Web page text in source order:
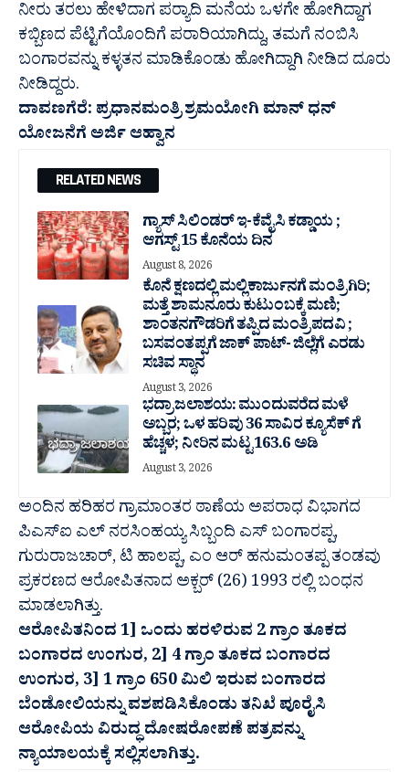
ನೀರು ತರಲು ಹೇಳಿದಾಗ ಪರ‍್ಯಾದಿ ಮನೆಯ ಒಳಗೇ ಹೋಗಿದ್ದಾಗ
ಕಬ್ಬಿಣದ ಪೆಟ್ಟಿಗೆಯೊಂದಿಗೆ ಪರಾರಿಯಾಗಿದ್ದು, ತಮಗೆ ನಂಬಿಸಿ
ಬಂಗಾರವನ್ನು ಕಳ್ಳತನ ಮಾಡಿಕೊಂಡು ಹೋಗಿದ್ದಾಗಿ ನೀಡಿದ ದೂರು
ನೀಡಿದ್ದರು.
ದಾವಣಗೆರೆ: ಪ್ರಧಾನಮಂತ್ರಿ ಶ್ರಮಯೋಗಿ ಮಾನ್ ಧನ್
ಯೋಜನೆಗೆ ಅರ್ಜಿ ಆಹ್ವಾನ
RELATED NEWS
ಗ್ಯಾಸ್ ಸಿಲಿಂಡರ್ ಇ-ಕೆವೈಸಿ ಕಡ್ಡಾಯ ;
ಆಗಸ್ಟ್ 15 ಕೊನೆಯ ದಿನ
August 8, 2026
ಕೊನೆ ಕ್ಷಣದಲ್ಲಿ ಮಲ್ಲಿಕಾರ್ಜುನಗೆ ಮಂತ್ರಿಗಿರಿ;
ಮತ್ತೆ ಶಾಮನೂರು ಕುಟುಂಬಕ್ಕೆ ಮಣಿ;
ಶಾಂತನಗೌಡರಿಗೆ ತಪ್ಪಿದ ಮಂತ್ರಿ ಪದವಿ ;
ಬಸವಂತಪ್ಪಗೆ ಜಾಕ್ ಪಾಟ್- ಜಿಲ್ಲೆಗೆ ಎರಡು
ಸಚಿವ ಸ್ಥಾನ
August 3, 2026
ಭದ್ರಾ ಜಲಾಶಯ: ಮುಂದುವರೆದ ಮಳೆ
ಅಬ್ಬರ; ಒಳ ಹರಿವು 36 ಸಾವಿರ‌ ಕ್ಯೂಸೆಕ್ ಗೆ
ಹೆಚ್ಚಳ; ನೀರಿನ ಮಟ್ಟ 163.6 ಅಡಿ
August 3, 2026
ಅಂದಿನ ಹರಿಹರ ಗ್ರಾಮಾಂತರ ಠಾಣೆಯ ಅಪರಾಧ ವಿಭಾಗದ
ಪಿಎಸ್‌ಐ ಎಲ್ ನರಸಿಂಹಯ್ಯ ಸಿಬ್ಬಂದಿ ಎಸ್ ಬಂಗಾರಪ್ಪ,
ಗುರುರಾಜಚಾರ್, ಟಿ ಹಾಲಪ್ಪ, ಎಂ ಆರ್ ಹನುಮಂತಪ್ಪ ತಂಡವು
ಪ್ರಕರಣದ ಆರೋಪಿತನಾದ ಅಕ್ಬರ್ (26) 1993 ರಲ್ಲಿ ಬಂಧನ
ಮಾಡಲಾಗಿತ್ತು.
ಆರೋಪಿತನಿಂದ 1] ಒಂದು ಹರಳಿರುವ 2 ಗ್ರಾಂ ತೂಕದ
ಬಂಗಾರದ ಉಂಗುರ, 2] 4 ಗ್ರಾಂ ತೂಕದ ಬಂಗಾರದ
ಉಂಗುರ, 3] 1 ಗ್ರಾಂ 650 ಮಿಲಿ ಇರುವ ಬಂಗಾರದ
ಬೆಂಡೋಲಿಯನ್ನು ವಶಪಡಿಸಿಕೊಂಡು ತನಿಖೆ ಪೂರೈಸಿ
ಆರೋಪಿಯ ವಿರುದ್ಧ ದೋಷರೋಪಣೆ ಪತ್ರವನ್ನು
ನ್ಯಾಯಾಲಯಕ್ಕೆ ಸಲ್ಲಿಸಲಾಗಿತ್ತು.